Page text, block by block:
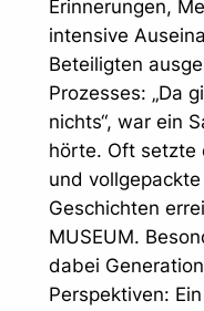
Erinnerungen,
intensive
Beteiligten
Prozesses: „Da
nichts“, war ein
hörte. Oft setzte
und
Geschichten
MUSEUM.
dabei
Perspektiven: